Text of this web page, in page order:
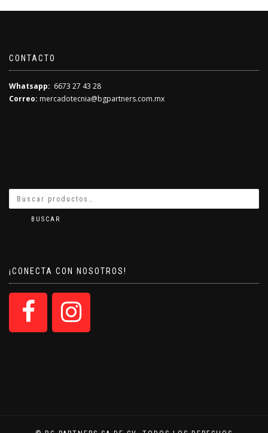
CONTACTO
Whatsapp: 6673 27 43 28
Correo: mercadotecnia@bgpartners.com.mx
BUSCAR
¡CONECTA CON NOSOTROS!